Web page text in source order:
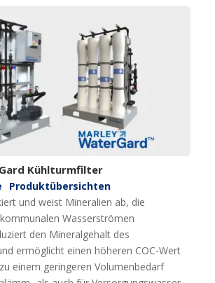
Kühlturmfilter
Produktübersichten
und weist Mineralien ab, die
Wasserströmen
den Mineralgehalt des
ermöglicht einen höheren COC-Wert
einem geringeren Volumenbedarf